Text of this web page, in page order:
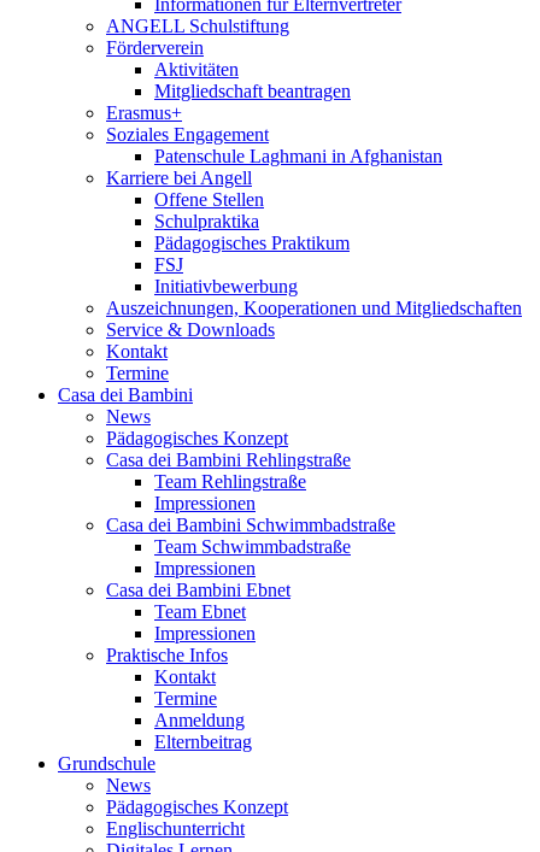
Informationen für Elternvertreter
ANGELL Schulstiftung
Förderverein
Aktivitäten
Mitgliedschaft beantragen
Erasmus+
Soziales Engagement
Patenschule Laghmani in Afghanistan
Karriere bei Angell
Offene Stellen
Schulpraktika
Pädagogisches Praktikum
FSJ
Initiativbewerbung
Auszeichnungen, Kooperationen und Mitgliedschaften
Service & Downloads
Kontakt
Termine
Casa dei Bambini
News
Pädagogisches Konzept
Casa dei Bambini Rehlingstraße
Team Rehlingstraße
Impressionen
Casa dei Bambini Schwimmbadstraße
Team Schwimmbadstraße
Impressionen
Casa dei Bambini Ebnet
Team Ebnet
Impressionen
Praktische Infos
Kontakt
Termine
Anmeldung
Elternbeitrag
Grundschule
News
Pädagogisches Konzept
Englischunterricht